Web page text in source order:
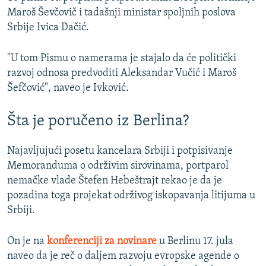
Maroš Ševčovič i tadašnji ministar spoljnih poslova
Srbije Ivica Dačić.
"U tom Pismu o namerama je stajalo da će politički
razvoj odnosa predvoditi Aleksandar Vučić i Maroš
Šefčović", naveo je Ivković.
Šta je poručeno iz Berlina?
Najavljujući posetu kancelara Srbiji i potpisivanje
Memoranduma o održivim sirovinama, portparol
nemačke vlade Štefen Hebeštrajt rekao je da je
pozadina toga projekat održivog iskopavanja litijuma u
Srbiji.
On je na konferenciji za novinare u Berlinu 17. jula
naveo da je reč o daljem razvoju evropske agende o